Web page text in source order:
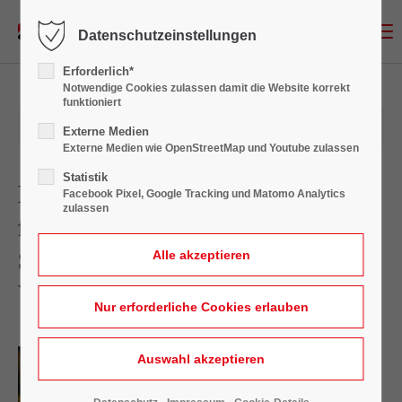
Login
Benutzername
Passwort
Anmelden
|Lost your password?
24.10.2024 12:47
Dachsanierung mit
fachgerechter Sturmsicherung:
Sicherheit, Energieeffizienz und
Wohnqualität verbessern
Datenschutzeinstellungen
Erforderlich*
Notwendige Cookies zulassen damit die Website korrekt
funktioniert
Externe Medien
Externe Medien wie OpenStreetMap und Youtube zulassen
Statistik
Facebook Pixel, Google Tracking und Matomo Analytics
zulassen